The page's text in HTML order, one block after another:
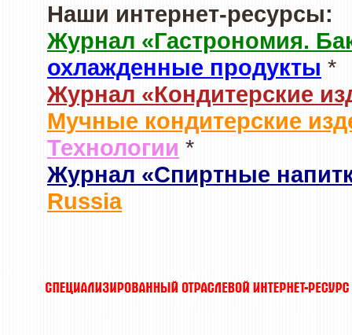
Наши интернет-ресурсы:
Журнал «Гастрономия.
охлажденные продукты *
Журнал «Кондитерские
Мучные кондитерские
Технологии *
Журнал «Спиртные
Russia